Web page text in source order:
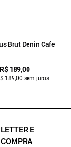
Brut Denin Cafe
R$ 189,00
189,00 sem juros
E